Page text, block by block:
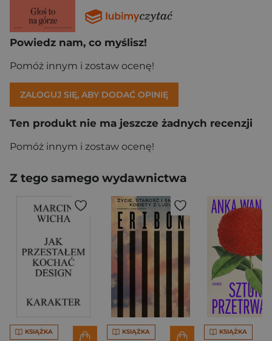
Powiedz nam, co myślisz!
Pomóż innym i zostaw ocenę!
ZALOGUJ SIĘ, ABY DODAĆ OPINIĘ
Ten produkt nie ma jeszcze żadnych recenzji
Pomóż innym i zostaw ocenę!
Z tego samego wydawnictwa
KSIĄŻKA KSIĄŻKA KSIĄŻKA